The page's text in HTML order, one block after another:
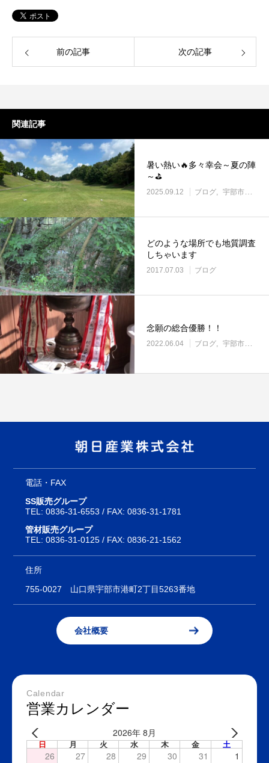
前の記事 次の記事
関連記事
暑い熱い🔥多々幸会～夏の陣
～⛳
2025.09.12 ブログ 宇部市働き方改革に取り組む企業
どのような場所でも地質調査
しちゃいます
2017.07.03 ブログ
念願の総合優勝！！
2022.06.04 ブログ 宇部市の住宅設備・管材料販売
電話・FAX
SS販売グループ
TEL:0836-31-6553 / FAX: 0836-31-1781
管材販売グループ
TEL:0836-31-0125 / FAX: 0836-21-1562
住所
755-0027 山口県宇部市港町2丁目5263番地
会社概要
Calendar
営業カレンダー
2026年 8月
日 月 火 水 木 金 土
26 27 28 29 30 31 1